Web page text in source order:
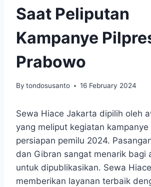
Saat Peliputan
Kampanye
Prabowo
By tondosusanto 16 February 2024
Sewa Hiace Jakarta dipilih oleh
yang meliput kegiatan
persiapan pemilu 2024.
dan Gibran sangat menarik bagi
untuk dipublikasikan. Sewa
memberikan layanan terbaik